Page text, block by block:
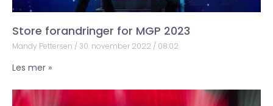
Store forandringer for MGP 2023
Mandy Pettersen 30. november 2022 08:02
Les mer »